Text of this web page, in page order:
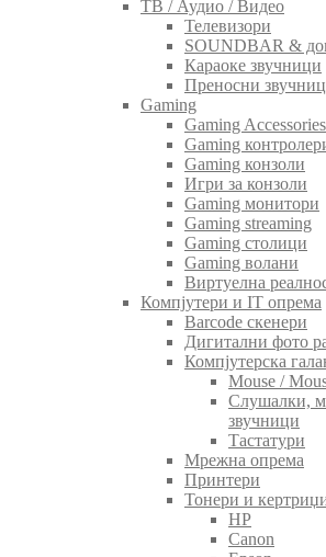
ТВ / Аудио / Видео
Телевизори
SOUNDBAR &
Караоке звучници
Преносни
Gaming
Gaming Accessories
Gaming
Gaming конзоли
Игри за конзоли
Gaming монитори
Gaming streaming
Gaming столици
Gaming волани
Виртуелна
Компјутери и IT опрема
Barcode скенери
Дигитални фото
Компјутерска
Mouse /
Слушалки,
звучници
Тастатури
Мрежна опрема
Принтери
Тонери и
HP
Canon